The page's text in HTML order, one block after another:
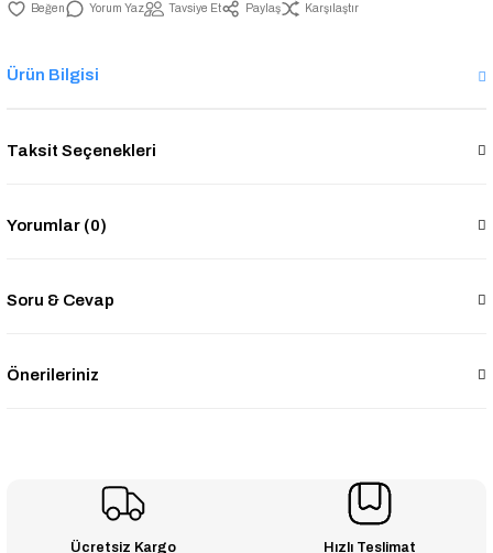
Yorum Yaz Tavsiye Et Paylaş Karşılaştır
Ürün Bilgisi
Taksit Seçenekleri
Yorumlar (0)
Soru & Cevap
Önerileriniz
Ücretsiz Kargo Hızlı Teslimat